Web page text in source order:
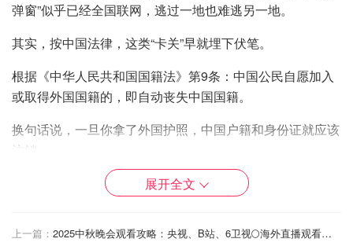
弹窗”似乎已经全国联网，逃过一地也难逃另一地。
其实，按中国法律，这类“卡关”早就埋下伏笔。
根据《中华人民共和国国籍法》第9条：中国公民自愿加入
或取得外国国籍的，即自动丧失中国国籍。
换句话说，一旦你拿了外国护照，中国户籍和身份证就应该
注销。
但现实中，不少人图方便，根本没去办这一步。身份证还能
展开全文
上一篇：
2025中秋晚会观看攻略：央视、B站、6卫视🌕海外直播观看方式+节目单抢先看~